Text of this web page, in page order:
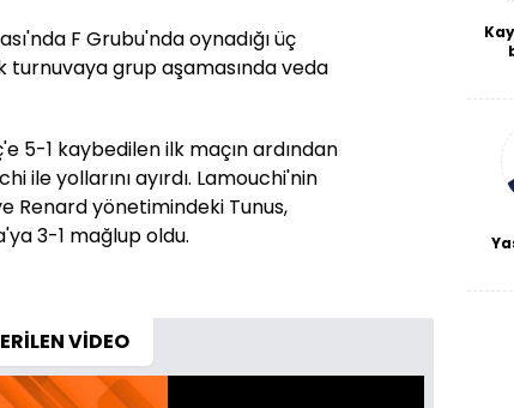
F Grubu'nda oynadığı üç
turnuvaya grup aşamasında veda
5-1 kaybedilen ilk maçın ardından
ile yollarını ayırdı. Lamouchi'nin
Renard yönetimindeki Tunus,
3-1 mağlup oldu.
VİDEO